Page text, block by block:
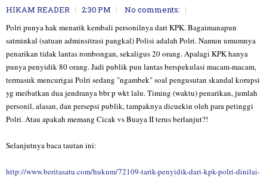
HIKAM READER 2:30 PM
No comments:
Polri punya hak menarik kembali personilnya dari KPK. Bagaimanapun
satminkal (satuan adminsitrasi pangkal) Polisi adalah Polri. Namun umumnya
penarikan tidak lantas rombongan, sekaligus 20 orang. Apalagi KPK hanya
punya penyidik 80 orang. Jadi publik pun lantas berspekulasi macam-macam,
termasuk mencurigai Polri sedang "ngambek" soal pengusutan skandal korupsi
yg meibatkan dua jendranya bbr p wkt lalu. Timing (waktu) penarikan, jumlah
personil, alasan, dan persepsi publik, tampaknya dicuekin oleh para petinggi
Polri. Atau apakah memang Cicak vs Buaya II terus berlanjut?!
Selanjutnya baca tautan ini:
http://www.beritasatu.com/hukum/72109-tarik-penyidik-dari-kpk-polri-dinilai-